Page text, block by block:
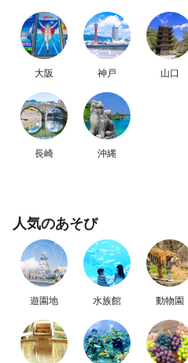
大阪 神戸 山口
長崎 沖縄
人気のあそび
遊園地 水族館 動物園